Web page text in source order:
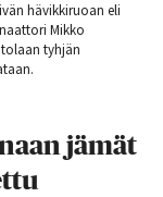
hävikkiruoan eli
Mikko
tyhjän
jämät